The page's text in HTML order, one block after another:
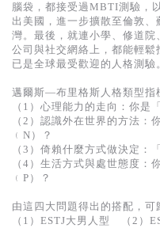
腦袋，都接受過MBTI測驗，
出美國，進一步擴散至倫敦
灣。最後，就連小學、修道
公司與社交網絡上，都能輕
已是全球最受歡迎的人格測驗
邁爾斯―布里格斯人格類型指
（1）心理能力的走向：你是
（2）認識外在世界的方法：
﹙N）？
（3）倚賴什麼方式做決定：
（4）生活方式與處世態度：
﹙P）？
由這四大問題得出的搭配，可
（1）ESTJ大男人型 （2）